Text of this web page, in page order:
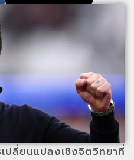
ปลี่ยนแปลงเชิงจิตวิทยาที่